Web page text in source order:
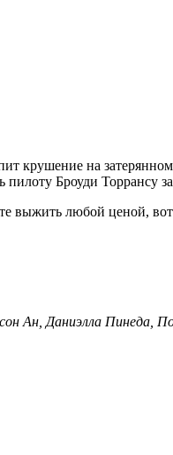
крушение на
Броуди Торрансу
любой ценой, вот
Ан, Даниэлла Пинеда,